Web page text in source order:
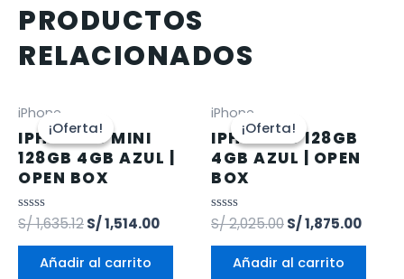
PRODUCTOS
RELACIONADOS
¡Oferta!
¡Oferta!
iPhone
IPHONE 13 MINI
128GB 4GB AZUL |
OPEN BOX
Valorado
en
0
S/1,635.12S/1,514.00
Añadir al carrito
¡Oferta!
¡Oferta!
iPhone
IPHONE 13 128GB
4GB AZUL | OPEN
BOX
Valorado
en
0
S/2,025.00S/1,875.00
Añadir al carrito